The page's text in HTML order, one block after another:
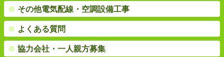
● その他電気配線・空調設備工事
● よくある質問
● 協力会社・一人親方募集